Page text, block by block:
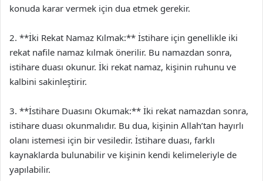
konuda karar vermek için dua etmek gerekir.
2. **İki Rekat Namaz Kılmak:** İstihare için genellikle iki
rekat nafile namaz kılmak önerilir. Bu namazdan sonra,
istihare duası okunur. İki rekat namaz, kişinin ruhunu ve
kalbini sakinleştirir.
3. **İstihare Duasını Okumak:** İki rekat namazdan sonra,
istihare duası okunmalıdır. Bu dua, kişinin Allah’tan hayırlı
olanı istemesi için bir vesiledir. İstihare duası, farklı
kaynaklarda bulunabilir ve kişinin kendi kelimeleriyle de
yapılabilir.